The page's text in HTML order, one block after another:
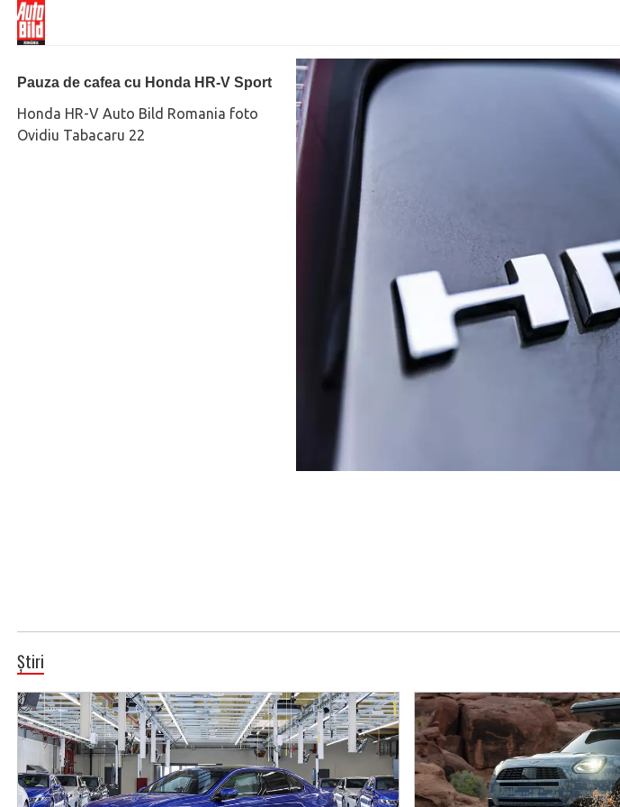
Pauza de cafea cu Honda HR-V Sport
Honda HR-V Auto Bild Romania foto
Ovidiu Tabacaru 22
Știri